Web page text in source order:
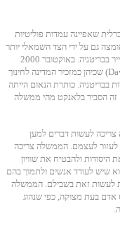
שאפיינה עמדות פוליטיות
גם על ידי הצד השמאלי יותר
של המפה הפוליטית, למשל בממשלת הלייבור של טוני בלייר בבריטניה. באוקטובר 2000
נשא חבר הפרלמנט הבריטי דיויד בלאנקט (David Blunkett) שכיהן כמזכיר המדינה לחינוך
בבריטניה. כותרת הנאום הייתה
הרווחה במאה ה- 21”. בנאום זה הסביר בלאנקט מהי ממשלה
לעשות דברים למען
לעזור לעצמם. הממשלה צריכה
ולהבטיח את שוויון
שיש לעודד אנשים ולתמוך בהם
לעשות זאת בשבילם. הממשלה
בעת מצוקה, כפי שנהוג